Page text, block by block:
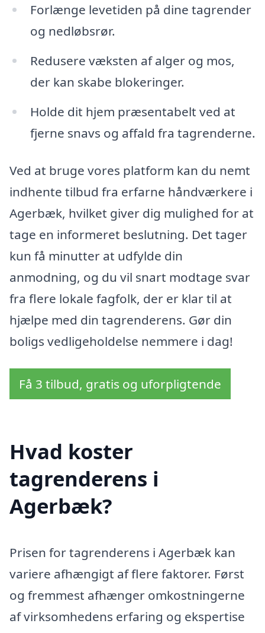
Forlænge levetiden på dine tagrender
og nedløbsrør.
Redusere væksten af alger og mos,
der kan skabe blokeringer.
Holde dit hjem præsentabelt ved at
fjerne snavs og affald fra tagrenderne.
Ved at bruge vores platform kan du nemt
indhente tilbud fra erfarne håndværkere i
Agerbæk, hvilket giver dig mulighed for at
tage en informeret beslutning. Det tager
kun få minutter at udfylde din
anmodning, og du vil snart modtage svar
fra flere lokale fagfolk, der er klar til at
hjælpe med din tagrenderens. Gør din
boligs vedligeholdelse nemmere i dag!
Få 3 tilbud, gratis og uforpligtende
Hvad koster
tagrenderens i
Agerbæk?
Prisen for tagrenderens i Agerbæk kan
variere afhængigt af flere faktorer. Først
og fremmest afhænger omkostningerne
af virksomhedens erfaring og ekspertise